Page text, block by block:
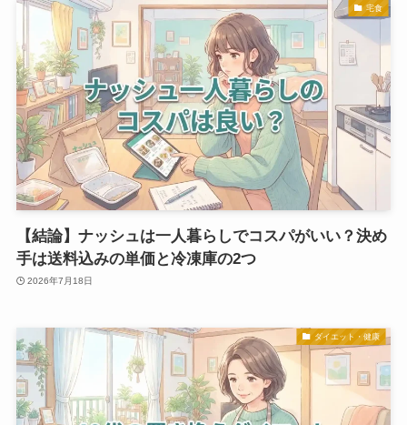
宅食
【結論】ナッシュは一人暮らしでコスパがいい？決め
手は送料込みの単価と冷凍庫の2つ
2026年7月18日
ダイエット・健康